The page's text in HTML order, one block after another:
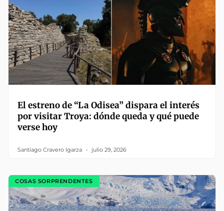
El estreno de “La Odisea” dispara el interés
por visitar Troya: dónde queda y qué puede
verse hoy
Santiago Cravero Igarza julio 29, 2026
COSAS SORPRENDENTES